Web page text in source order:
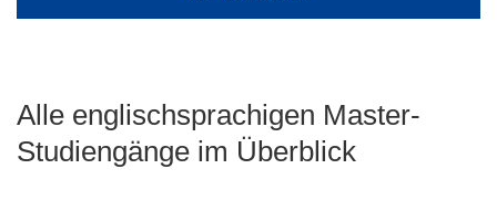
Alle englischsprachigen Master-
Studiengänge im Überblick